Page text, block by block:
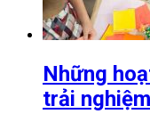
Những
trải nghiệm